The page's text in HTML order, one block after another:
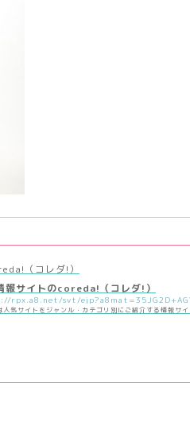
（コレダ!）
報サイトのcoreda!（コレダ!）
人気サイトをジャンル・カテゴリ別にご紹介する情報サ